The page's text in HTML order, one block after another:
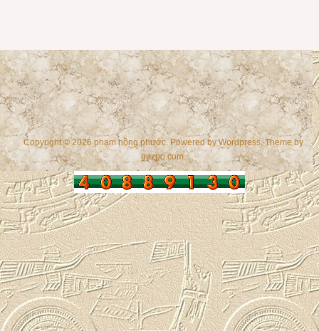
Copyright © 2026 phạm hồng phước. Powered byWordpress, Theme by
gazpo.com.